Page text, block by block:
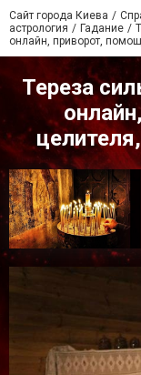
Сайт города Киева
астрология
Гадание
онлайн, приворот,
Тереза